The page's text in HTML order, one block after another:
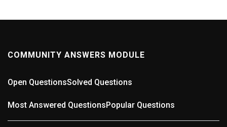
COMMUNITY ANSWERS MODULE
Open QuestionsSolved Questions
Most Answered QuestionsPopular Questions